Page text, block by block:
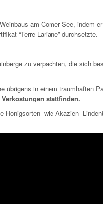
am Comer See, indem
“Terre Lariane” durchsetzte.
zu verpachten, die sich
übrigens in einem traumhaften
Verkostungen stattfinden.
Honigsorten wie Akazien-